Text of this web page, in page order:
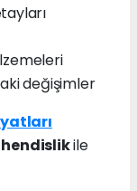
değişimler
ile